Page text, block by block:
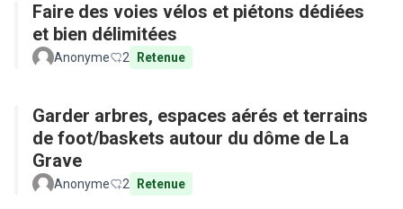
Faire des voies vélos et piétons dédiées
et bien délimitées
Anonyme 2 Retenue
Garder arbres, espaces aérés et terrains
de foot/baskets autour du dôme de La
Grave
Anonyme 2 Retenue